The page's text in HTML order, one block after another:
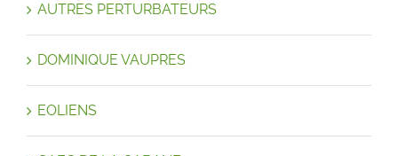
AUTRES PERTURBATEURS
DOMINIQUE VAUPRES
EOLIENS